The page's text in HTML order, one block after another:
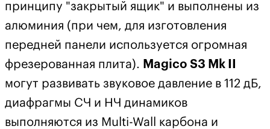
принципу "закрытый ящик" и выполнены из
алюминия (при чем, для изготовления
передней панели используется огромная
фрезерованная плита). Magico S3 Mk II
могут развивать звуковое давление в 112 дБ,
диафрагмы СЧ и НЧ динамиков
выполняются из Multi-Wall карбона и